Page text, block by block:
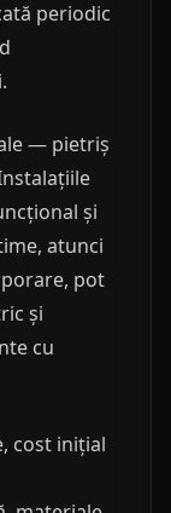
periodic
— pietriș
și
atunci
pot
și
cu
cost inițial